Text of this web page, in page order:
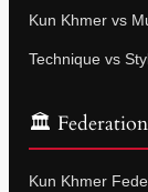
Kun Khmer vs
Technique vs
🏛
Kun Khmer